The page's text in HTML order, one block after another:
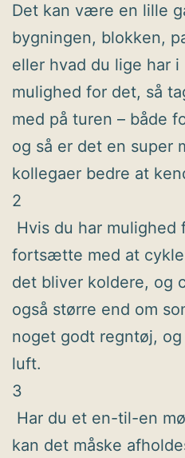
Det kan være en lille
bygningen, blokken,
eller hvad du lige har
mulighed for det, så
med på turen – både
og så er det en super
kollegaer bedre at
2
Hvis du har mulighed
fortsætte med at
det bliver koldere, og
også større end om
noget godt regntøj,
luft.
3
Har du et en-til-en
kan det måske